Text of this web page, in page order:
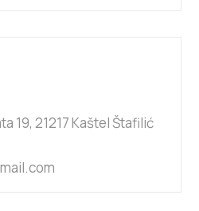
19, 21217 Kaštel Štafilić